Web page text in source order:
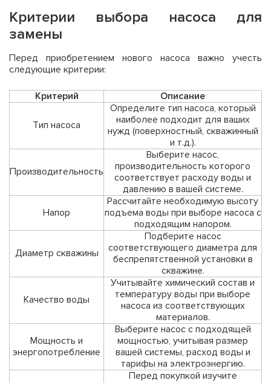
Критерии выбора насоса для
замены
Перед приобретением нового насоса важно учесть
следующие критерии:
Критерий Описание
Тип насоса
Определите тип насоса, который
наиболее подходит для ваших
нужд (поверхностный, скважинный
и т.д.).
Производительность
Выберите насос,
производительность которого
соответствует расходу воды и
давлению в вашей системе.
Напор
Рассчитайте необходимую высоту
подъема воды при выборе насоса с
подходящим напором.
Диаметр скважины
Подберите насос
соответствующего диаметра для
беспрепятственной установки в
скважине.
Качество воды
Учитывайте химический состав и
температуру воды при выборе
насоса из соответствующих
материалов.
Мощность и
энергопотребление
Выберите насос с подходящей
мощностью, учитывая размер
вашей системы, расход воды и
тарифы на электроэнергию.
Перед покупкой изучите